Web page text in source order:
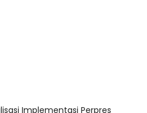
Implementasi Perpres